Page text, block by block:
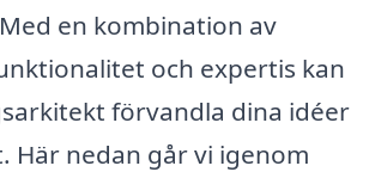
en kombination av
och expertis kan
förvandla dina idéer
Här nedan går vi igenom